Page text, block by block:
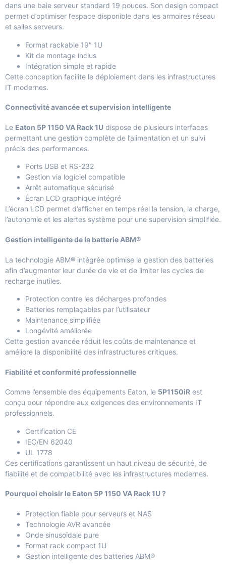
dans une baie serveur standard 19 pouces. Son design compact
permet d’optimiser l’espace disponible dans les armoires réseau
et salles serveurs.
Format rackable 19″ 1U
Kit de montage inclus
Intégration simple et rapide
Cette conception facilite le déploiement dans les infrastructures
IT modernes.
Connectivité avancée et supervision intelligente
Le Eaton 5P 1150 VA Rack 1U dispose de plusieurs interfaces
permettant une gestion complète de l’alimentation et un suivi
précis des performances.
Ports USB et RS-232
Gestion via logiciel compatible
Arrêt automatique sécurisé
Écran LCD graphique intégré
L’écran LCD permet d’afficher en temps réel la tension, la charge,
l’autonomie et les alertes système pour une supervision simplifiée.
Gestion intelligente de la batterie ABM®
La technologie ABM® intégrée optimise la gestion des batteries
afin d’augmenter leur durée de vie et de limiter les cycles de
recharge inutiles.
Protection contre les décharges profondes
Batteries remplaçables par l’utilisateur
Maintenance simplifiée
Longévité améliorée
Cette gestion avancée réduit les coûts de maintenance et
améliore la disponibilité des infrastructures critiques.
Fiabilité et conformité professionnelle
Comme l’ensemble des équipements Eaton, le 5P1150iR est
conçu pour répondre aux exigences des environnements IT
professionnels.
Certification CE
IEC/EN 62040
UL 1778
Ces certifications garantissent un haut niveau de sécurité, de
fiabilité et de compatibilité avec les infrastructures modernes.
Pourquoi choisir le Eaton 5P 1150 VA Rack 1U ?
Protection fiable pour serveurs et NAS
Technologie AVR avancée
Onde sinusoïdale pure
Format rack compact 1U
Gestion intelligente des batteries ABM®